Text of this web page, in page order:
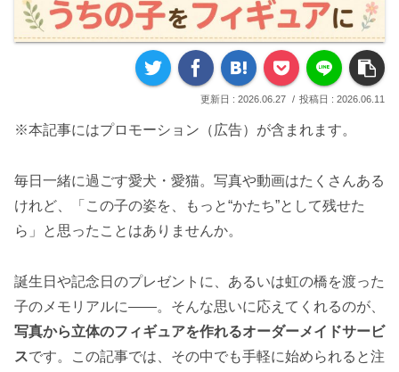
2026.06.27 2026.06.11
※本記事にはプロモーション（広告）が含まれます。
毎日一緒に過ごす愛犬・愛猫。写真や動画はたくさんある
けれど、「この子の姿を、もっと“かたち”として残せた
ら」と思ったことはありませんか。
誕生日や記念日のプレゼントに、あるいは虹の橋を渡った
子のメモリアルに——。そんな思いに応えてくれるのが、
写真から立体のフィギュアを作れるオーダーメイドサービ
スです。この記事では、その中でも手軽に始められると注